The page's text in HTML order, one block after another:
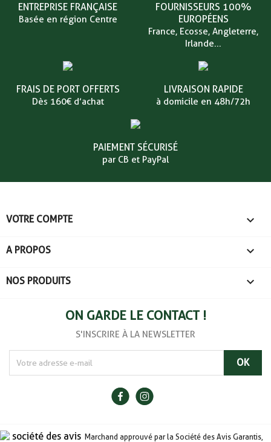
ENTREPRISE FRANÇAISE
Basée en région Centre
FOURNISSEURS 100%
EUROPÉENS
France, Ecosse, Angleterre,
Irlande...
FRAIS DE PORT OFFERTS
Dès 160€ d’achat
LIVRAISON RAPIDE
à domicile en 48h/72h
PAIEMENT SÉCURISÉ
par CB et PayPal
VOTRE COMPTE 
A PROPOS 
NOS PRODUITS 
ON GARDE LE CONTACT !
S'INSCRIRE À LA NEWSLETTER
Marchand approuvé par la Société des Avis Garantis,